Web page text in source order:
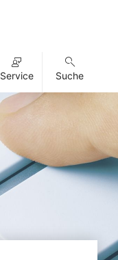
Service Suche